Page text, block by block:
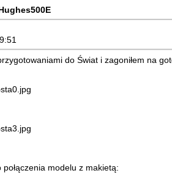
do Świat i zagoniłem na
połączenia modelu z makietą: